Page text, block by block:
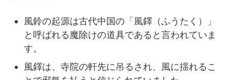
風鈴の起源は古代中国の「風鐸（ふうたく）」
と呼ばれる魔除けの道具であると言われていま
す。
風鐸は、寺院の軒先に吊るされ、風に揺れるこ